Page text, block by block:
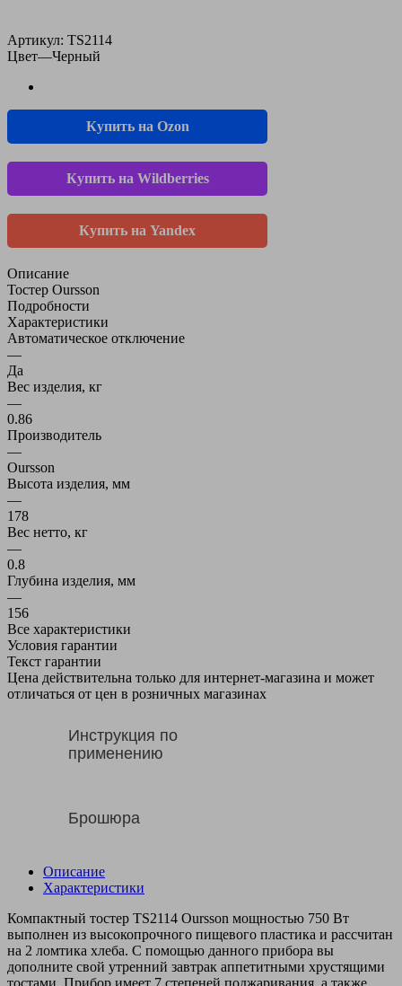
Артикул: TS2114
Цвет—Черный
Купить на Ozon
Купить на Wildberries
Купить на Yandex
Описание
Тостер Oursson
Подробности
Характеристики
Автоматическое отключение
—
Да
Вес изделия, кг
—
0.86
Производитель
—
Oursson
Высота изделия, мм
—
178
Вес нетто, кг
—
0.8
Глубина изделия, мм
—
156
Все характеристики
Условия гарантии
Текст гарантии
Цена действительна только для интернет-магазина и может
отличаться от цен в розничных магазинах
Инструкция по
применению
Брошюра
Описание
Характеристики
Компактный тостер TS2114 Oursson мощностью 750 Вт
выполнен из высокопрочного пищевого пластика и рассчитан
на 2 ломтика хлеба. С помощью данного прибора вы
дополните свой утренний завтрак аппетитными хрустящими
тостами. Прибор имеет 7 степеней поджаривания, а также